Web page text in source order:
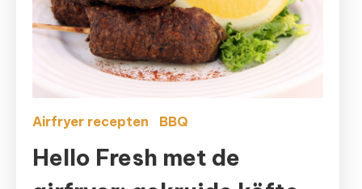
Airfryer recepten BBQ
Hello Fresh met de